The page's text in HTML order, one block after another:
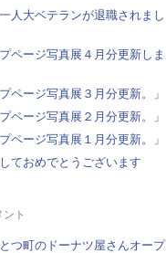
一人大ベテランが退職されまし
プページ写真展４月分更新しま
プページ写真展３月分更新。」
プページ写真展２月分更新。」
プページ写真展１月分更新。」
ておめでとうございます
ト
とつ町のドーナツ屋さんオープ